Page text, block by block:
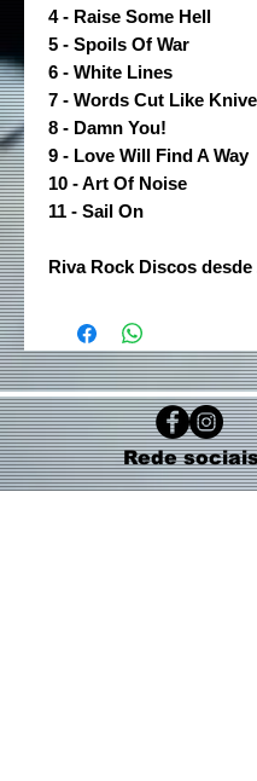
4 - Raise Some Hell
5 - Spoils Of War
6 - White Lines
7 - Words Cut Like
8 - Damn You!
9 - Love Will Find A Way
10 - Art Of Noise
11 - Sail On
Riva Rock Discos desde
Rede